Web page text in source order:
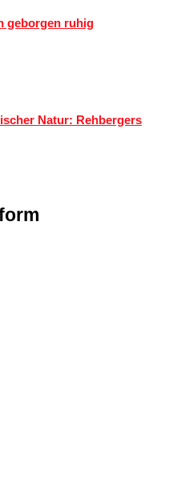
geborgen ruhig
Natur: Rehbergers